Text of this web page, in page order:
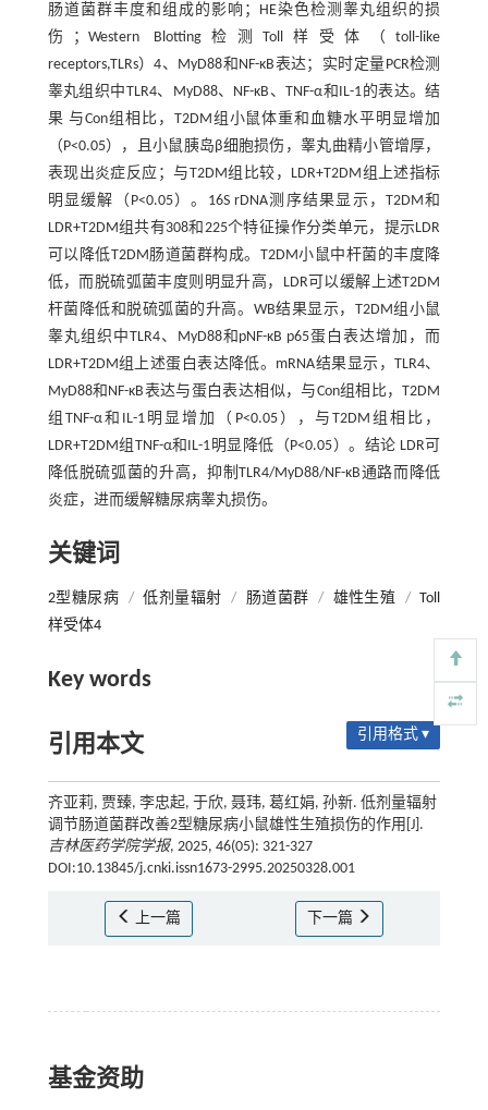
肠道菌群丰度和组成的影响；HE染色检测睾丸组织的损
伤；Western Blotting检测Toll样受体（toll-like
receptors,TLRs）4、MyD88和NF-κB表达；实时定量PCR检测
睾丸组织中TLR4、MyD88、NF-κB、TNF-α和IL-1的表达。结
果 与Con组相比，T2DM组小鼠体重和血糖水平明显增加
（P<0.05），且小鼠胰岛β细胞损伤，睾丸曲精小管增厚，
表现出炎症反应；与T2DM组比较，LDR+T2DM组上述指标
明显缓解（P<0.05）。16S rDNA测序结果显示，T2DM和
LDR+T2DM组共有308和225个特征操作分类单元，提示LDR
可以降低T2DM肠道菌群构成。T2DM小鼠中杆菌的丰度降
低，而脱硫弧菌丰度则明显升高，LDR可以缓解上述T2DM
杆菌降低和脱硫弧菌的升高。WB结果显示，T2DM组小鼠
睾丸组织中TLR4、MyD88和pNF-κB p65蛋白表达增加，而
LDR+T2DM组上述蛋白表达降低。mRNA结果显示，TLR4、
MyD88和NF-κB表达与蛋白表达相似，与Con组相比，T2DM
组TNF-α和IL-1明显增加（P<0.05），与T2DM组相比，
LDR+T2DM组TNF-α和IL-1明显降低（P<0.05）。结论 LDR可
降低脱硫弧菌的升高，抑制TLR4/MyD88/NF-κB通路而降低
炎症，进而缓解糖尿病睾丸损伤。
关键词
2型糖尿病 / 低剂量辐射 / 肠道菌群 / 雄性生殖 / Toll
样受体4
Key words
引用本文 引用格式 ▾
齐亚莉, 贾臻, 李忠起, 于欣, 聂玮, 葛红娟, 孙新. 低剂量辐射
调节肠道菌群改善2型糖尿病小鼠雄性生殖损伤的作用[J].
吉林医药学院学报, 2025, 46(05): 321-327
DOI:10.13845/j.cnki.issn1673-2995.20250328.001
上一篇 下一篇
基金资助